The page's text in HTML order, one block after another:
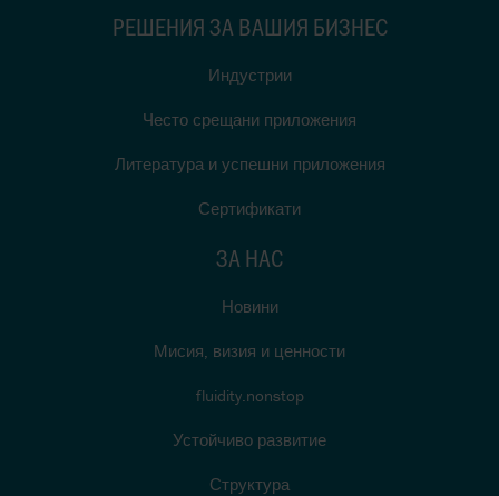
РЕШЕНИЯ ЗА ВАШИЯ БИЗНЕС
Индустрии
Често срещани приложения
Литература и успешни приложения
Сертификати
ЗА НАС
Новини
Мисия, визия и ценности
fluidity.nonstop
Устойчиво развитие
Структура